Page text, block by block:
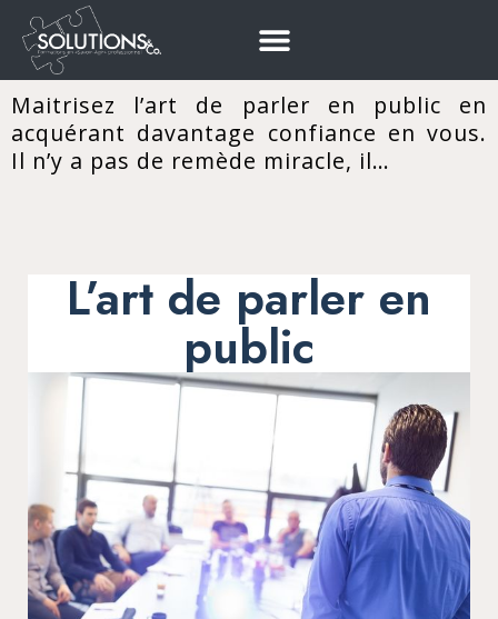
Maitrisez l’art de parler en public en
acquérant davantage confiance en vous.
Il n’y a pas de remède miracle, il…
L’art de parler en
public